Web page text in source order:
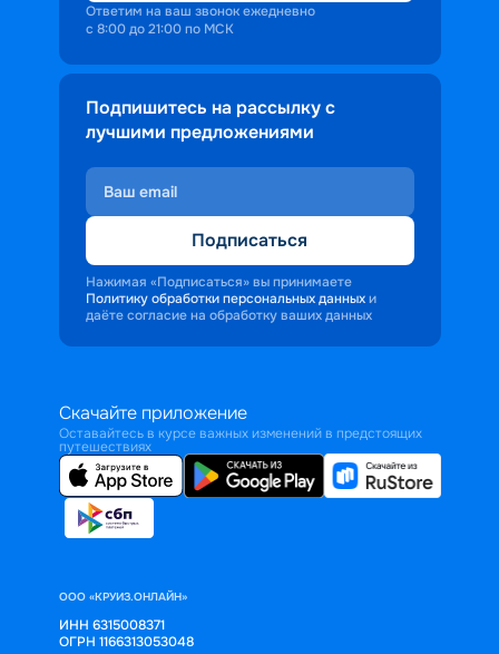
Ответим на ваш звонок ежедневно
с 8:00 до 21:00 по МСК
Подпишитесь на рассылку с
лучшими предложениями
Подписаться
Нажимая «Подписаться» вы принимаете
Политику обработки персональных данных и
даёте согласие на обработку ваших данных
Скачайте приложение
Оставайтесь в курсе важных изменений в предстоящих
путешествиях
ООО «КРУИЗ.ОНЛАЙН»
ИНН 6315008371
ОГРН 1166313053048